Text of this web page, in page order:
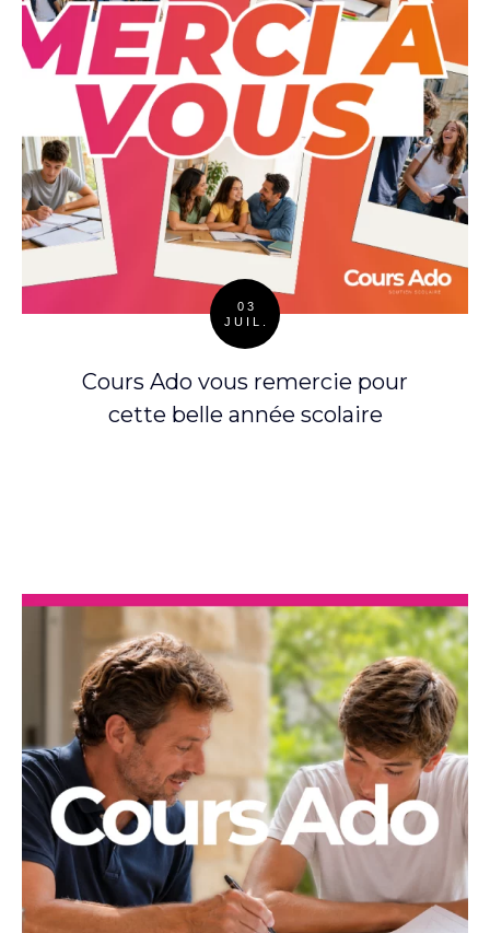
03
JUIL.
Cours Ado vous remercie pour
cette belle année scolaire